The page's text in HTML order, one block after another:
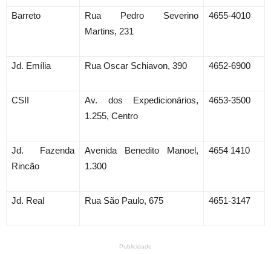
Barreto
Rua Pedro Severino
Martins, 231
4655-4010
Jd. Emília Rua Oscar Schiavon, 390 4652-6900
CSII
Av. dos Expedicionários,
1.255, Centro
4653-3500
Jd. Fazenda
Rincão
Avenida Benedito Manoel,
1.300
4654 1410
Jd. Real Rua São Paulo, 675 4651-3147
Publicidade